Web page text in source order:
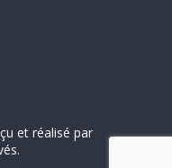
et réalisé par